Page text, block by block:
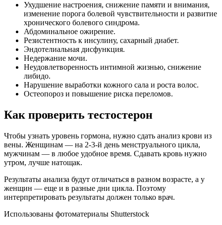
Ухудшение настроения, снижение памяти и внимания,
изменение порога болевой чувствительности и развитие
хронического болевого синдрома.
Абдоминальное ожирение.
Резистентность к инсулину, сахарный диабет.
Эндотелиальная дисфункция.
Недержание мочи.
Неудовлетворенность интимной жизнью, снижение
либидо.
Нарушение выработки кожного сала и роста волос.
Остеопороз и повышение риска переломов.
Как проверить тестостерон
Чтобы узнать уровень гормона, нужно сдать анализ крови из
вены. Женщинам — на 2-3-й день менструального цикла,
мужчинам — в любое удобное время. Сдавать кровь нужно
утром, лучше натощак.
Результаты анализа будут отличаться в разном возрасте, а у
женщин — еще и в разные дни цикла. Поэтому
интерпретировать результаты должен только врач.
Использованы фотоматериалы Shutterstock